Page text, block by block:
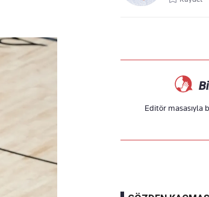
Editör masasıyla